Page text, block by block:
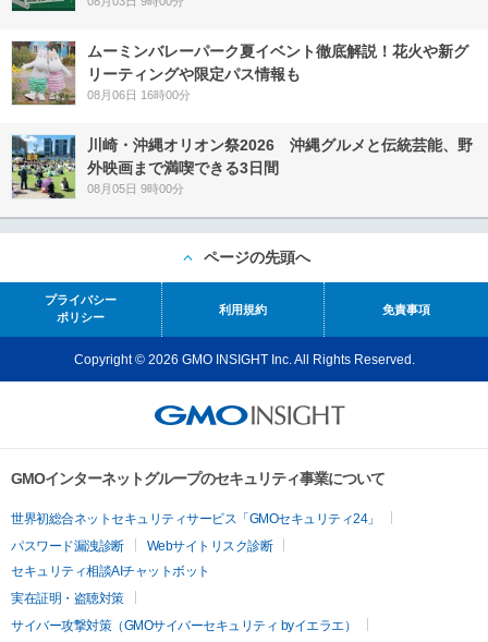
ムーミンバレーパーク夏イベント徹底解説！花火や新グ
リーティングや限定パス情報も
08月06日 16時00分
川崎・沖縄オリオン祭2026 沖縄グルメと伝統芸能、野
外映画まで満喫できる3日間
08月05日 9時00分
ページの先頭へ
プライバシー
ポリシー
利用規約 免責事項
Copyright © 2026 GMO INSIGHT Inc. All Rights Reserved.
GMOインターネットグループのセキュリティ事業について
世界初総合ネットセキュリティサービス「GMOセキュリティ24」
パスワード漏洩診断
Webサイトリスク診断
セキュリティ相談AIチャットボット
実在証明・盗聴対策
サイバー攻撃対策（GMOサイバーセキュリティ byイエラエ）